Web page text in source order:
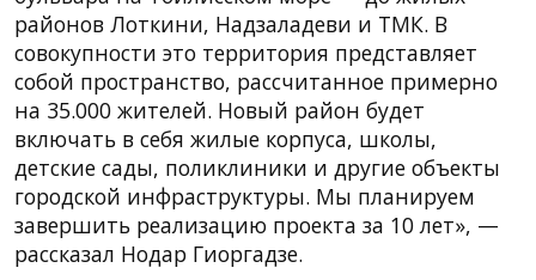
районов Лоткини, Надзаладеви и ТМК. В
совокупности это территория представляет
собой пространство, рассчитанное примерно
на 35.000 жителей. Новый район будет
включать в себя жилые корпуса, школы,
детские сады, поликлиники и другие объекты
городской инфраструктуры. Мы планируем
завершить реализацию проекта за 10 лет», —
рассказал Нодар Гиоргадзе.